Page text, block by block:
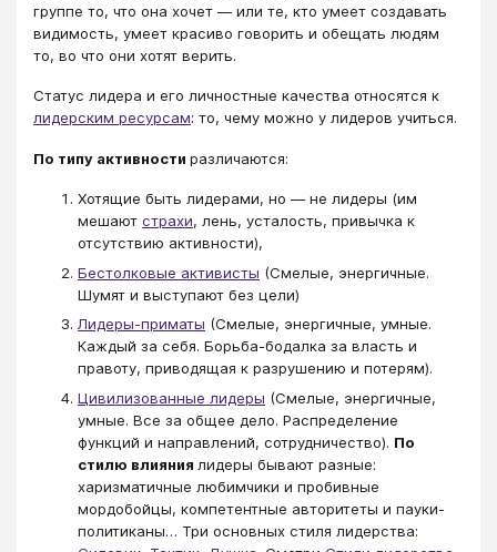
группе то, что она хочет — или те, кто умеет создавать
видимость, умеет красиво говорить и обещать людям
то, во что они хотят верить.
Статус лидера и его личностные качества относятся к
лидерским ресурсам: то, чему можно у лидеров учиться.
По типу активности различаются:
Хотящие быть лидерами, но — не лидеры (им
мешают страхи, лень, усталость, привычка к
отсутствию активности),
Бестолковые активисты (Смелые, энергичные.
Шумят и выступают без цели)
Лидеры-приматы (Смелые, энергичные, умные.
Каждый за себя. Борьба-бодалка за власть и
правоту, приводящая к разрушению и потерям).
Цивилизованные лидеры (Смелые, энергичные,
умные. Все за общее дело. Распределение
функций и направлений, сотрудничество). По
стилю влияния лидеры бывают разные:
харизматичные любимчики и пробивные
мордобойцы, компетентные авторитеты и пауки-
политиканы… Три основных стиля лидерства: